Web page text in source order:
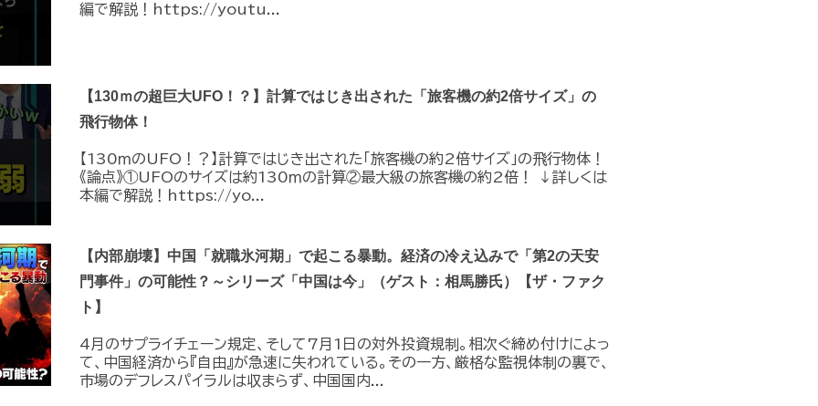
編で解説！https://youtu...
【130ｍの超巨大UFO！？】計算ではじき出された「旅客機の約2倍サイズ」の
飛行物体！
【130ｍのUFO！？】計算ではじき出された「旅客機の約2倍サイズ」の飛行物体！
《論点》①UFOのサイズは約130ｍの計算②最大級の旅客機の約2倍！ ↓詳しくは
本編で解説！https://yo...
【内部崩壊】中国「就職氷河期」で起こる暴動。経済の冷え込みで「第2の天安
門事件」の可能性？～シリーズ「中国は今」（ゲスト：相馬勝氏）【ザ・ファク
ト】
4月のサプライチェーン規定、そして7月1日の対外投資規制。相次ぐ締め付けによっ
て、中国経済から『自由』が急速に失われている。その一方、厳格な監視体制の裏で、
市場のデフレスパイラルは収まらず、中国国内...